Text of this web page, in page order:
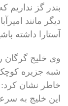
بندر گز نداریم
دیگر مانند
آستارا داشته
وی خلیج
شبه جزیره
خاطر نشان کرد:
این خلیج به